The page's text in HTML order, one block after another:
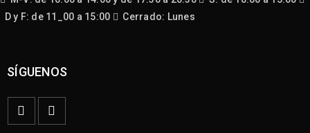
D y F: de 11_00 a 15:00
Cerrado: Lunes
SÍGUENOS